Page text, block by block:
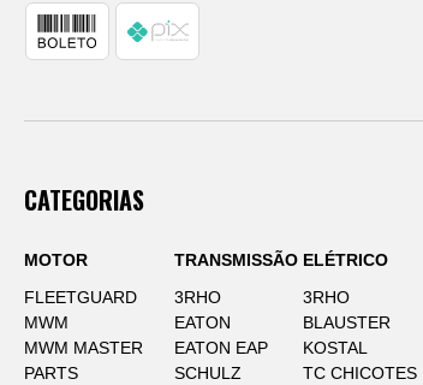
CATEGORIAS
MOTOR
FLEETGUARD
MWM
MWM MASTER
PARTS
TRANSMISSÃO
3RHO
EATON
EATON EAP
SCHULZ
ELÉTRICO
3RHO
BLAUSTER
KOSTAL
TC CHICOTES